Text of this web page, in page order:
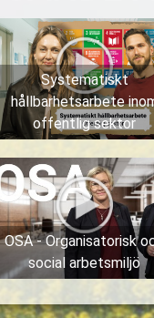
Systematiskt
hållbarhetsarbete
offentlig sektor
OSA - Organisatorisk
social arbetsmiljö